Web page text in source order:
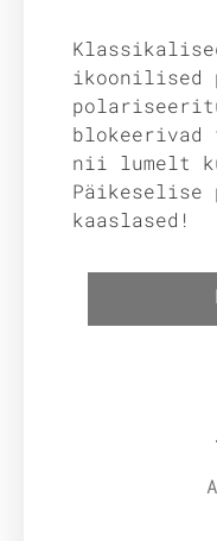
ikoonilised
blokeerivad
nii lumelt
Päikeselise
kaaslased!